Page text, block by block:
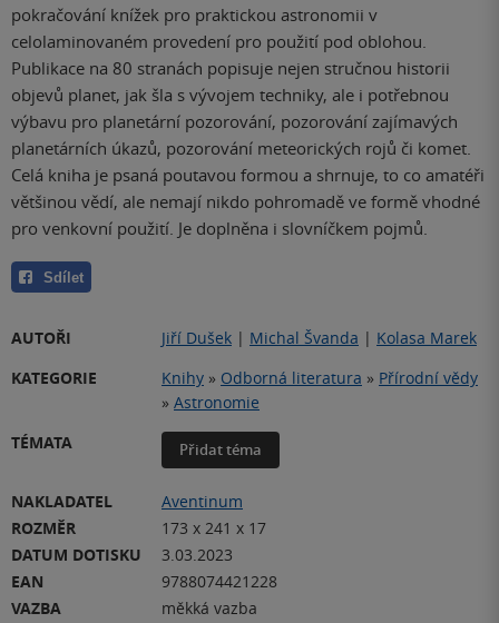
pokračování knížek pro praktickou astronomii v
celolaminovaném provedení pro použití pod oblohou.
Publikace na 80 stranách popisuje nejen stručnou historii
objevů planet, jak šla s vývojem techniky, ale i potřebnou
výbavu pro planetární pozorování, pozorování zajímavých
planetárních úkazů, pozorování meteorických rojů či komet.
Celá kniha je psaná poutavou formou a shrnuje, to co amatéři
většinou vědí, ale nemají nikdo pohromadě ve formě vhodné
pro venkovní použití. Je doplněna i slovníčkem pojmů.
Sdílet
AUTOŘI Jiří Dušek | Michal Švanda | Kolasa Marek
KATEGORIE
Knihy » Odborná literatura » Přírodní vědy
» Astronomie
TÉMATA
Přidat téma
NAKLADATEL
Aventinum
ROZMĚR
173 x 241 x 17
DATUM DOTISKU
3.03.2023
EAN
9788074421228
VAZBA
měkká vazba